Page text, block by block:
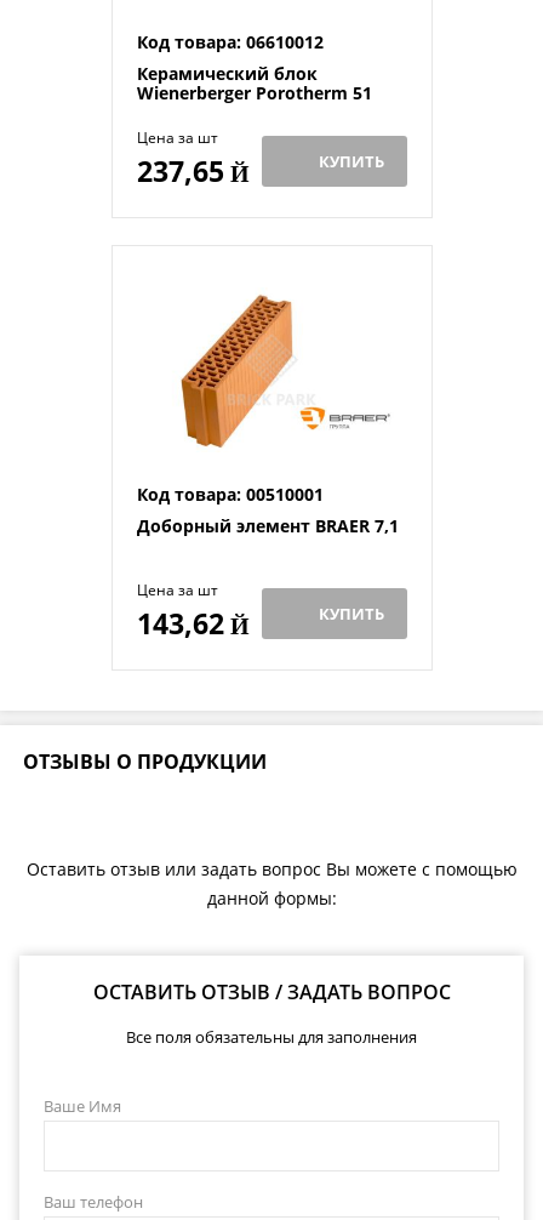
Код товара: 06610012
Керамический блок
Wienerberger Porotherm 51
Цена за шт
237,65 Й КУПИТЬ
Код товара: 00510001
Доборный элемент BRAER 7,1
Цена за шт
143,62Й КУПИТЬ
ОТЗЫВЫ О ПРОДУКЦИИ
Оставить отзыв или задать вопрос Вы можете с помощью
данной формы:
ОСТАВИТЬ ОТЗЫВ / ЗАДАТЬ ВОПРОС
Все поля обязательны для заполнения
Ваше Имя
Ваш телефон